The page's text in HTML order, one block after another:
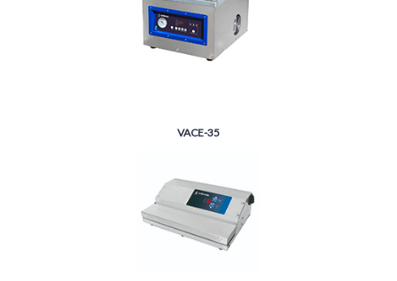
VACE-35